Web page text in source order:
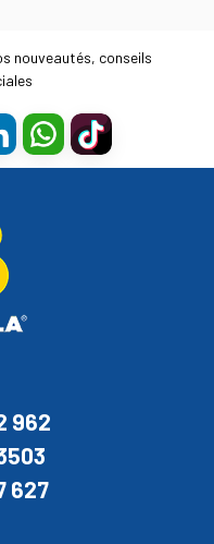
nouveautés, conseils
962
627